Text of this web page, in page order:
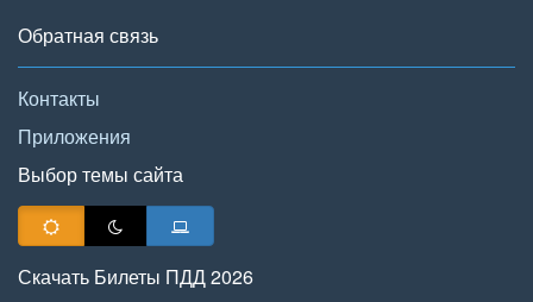
Обратная связь
Контакты
Приложения
Выбор темы сайта
Скачать Билеты ПДД 2026